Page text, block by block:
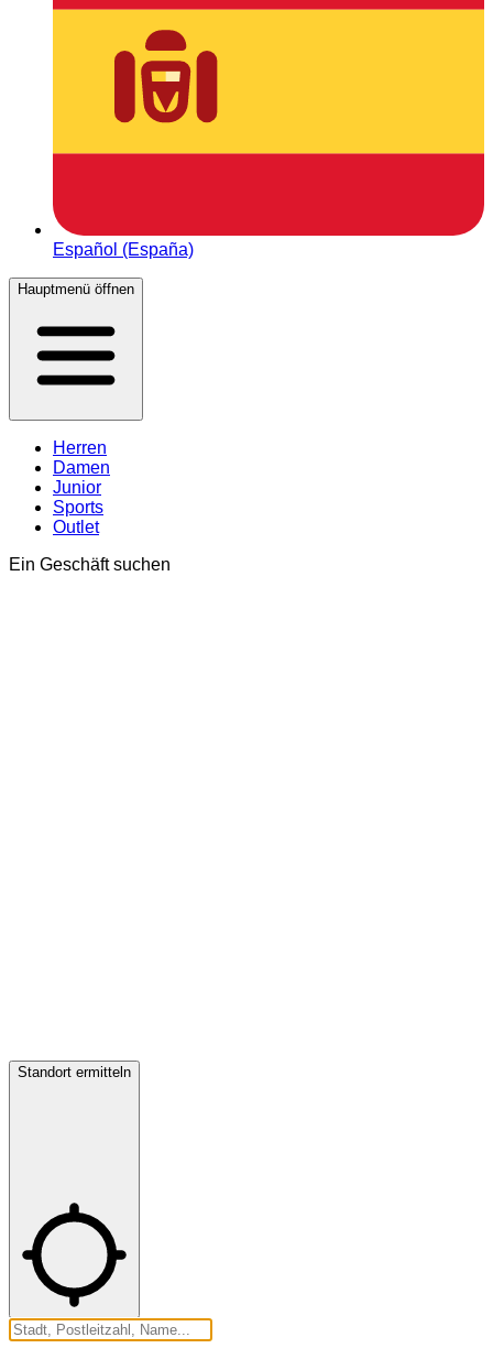
Español (España)
Hauptmenü öffnen
Herren
Damen
Junior
Sports
Outlet
Ein Geschäft suchen
Standort ermitteln